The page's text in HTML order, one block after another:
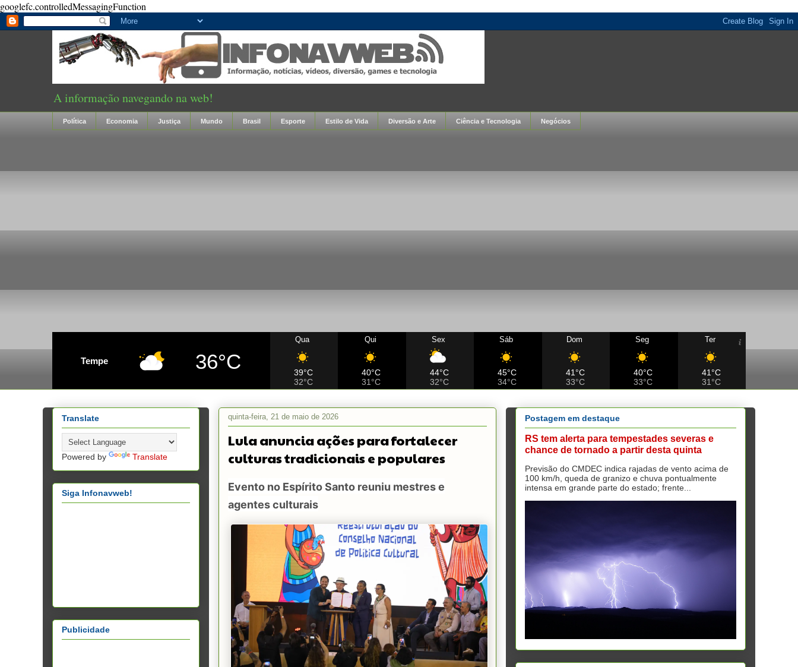
googlefc.controlledMessagingFunction
A informação navegando na web!
Política Economia Justiça Mundo Brasil Esporte Estilo de Vida Diversão e Arte Ciência e Tecnologia Negócios
Tempe 36°C
Qua
39°C
32°C
Qui
40°C
31°C
Sex
44°C
32°C
Sáb
45°C
34°C
Dom
41°C
33°C
Seg
40°C
33°C
Ter
41°C
31°C
quinta-feira, 21 de maio de 2026
Lula anuncia ações para fortalecer
culturas tradicionais e populares
Evento no Espírito Santo reuniu mestres e
agentes culturais
Translate
Powered by Translate
Siga Infonavweb!
Publicidade
Postagem em destaque
RS tem alerta para tempestades severas e
chance de tornado a partir desta quinta
Previsão do CMDEC indica rajadas de vento acima de
100 km/h, queda de granizo e chuva pontualmente
intensa em grande parte do estado; frente...